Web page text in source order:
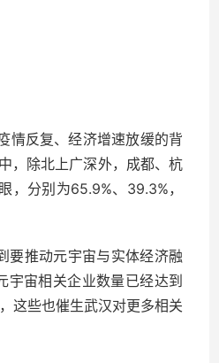
情反复、经济增速放缓的背
，除北上广深外，成都、杭
，分别为65.9%、39.3%，
要推动元宇宙与实体经济融
宙相关企业数量已经达到
这些也催生武汉对更多相关